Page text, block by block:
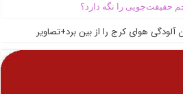
حقیقت‌جویی را نگه دارد؟
آلودگی‌ هوای کرج را از بین برد+تصاویر‌